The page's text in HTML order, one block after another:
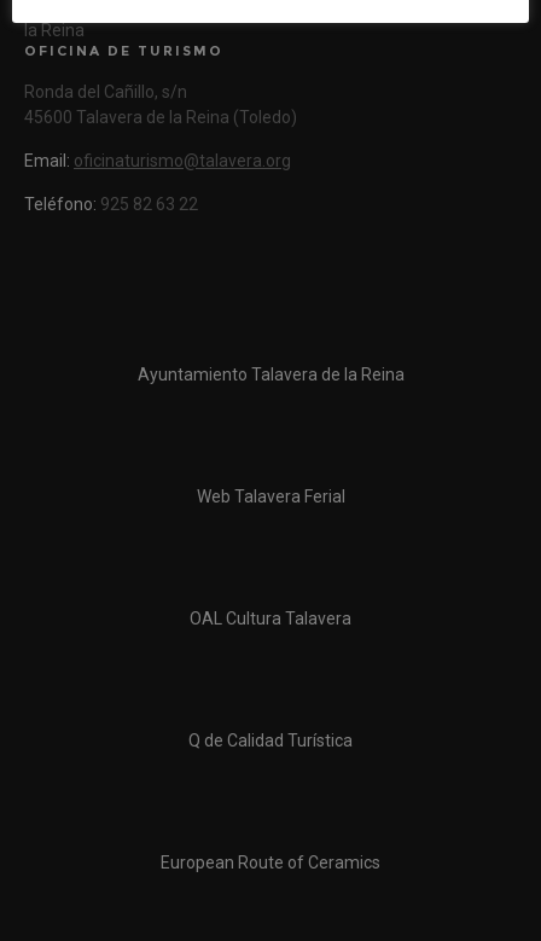
la Reina
OFICINA DE TURISMO
Ronda del Cañillo, s/n
45600 Talavera de la Reina (Toledo)
Email: oficinaturismo@talavera.org
Teléfono: 925 82 63 22
Ayuntamiento Talavera de la Reina
Web Talavera Ferial
OAL Cultura Talavera
Q de Calidad Turística
European Route of Ceramics